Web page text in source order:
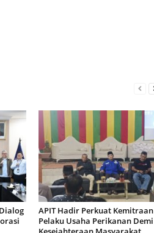
APIT Hadir Perkuat Kemitraan
Pelaku Usaha Perikanan Demi